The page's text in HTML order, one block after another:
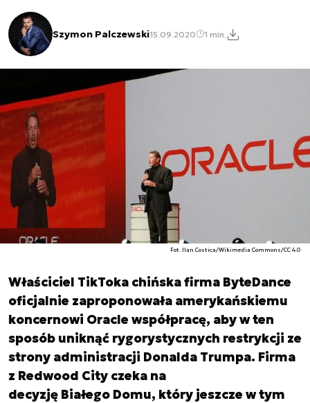
Szymon Palczewski15.09.2020 1 min.
Fot. Ilan Costica/Wikimedia Commons/CC 4.0
Właściciel TikToka chińska firma ByteDance
oficjalnie zaproponowała amerykańskiemu
koncernowi Oracle współpracę, aby w ten
sposób uniknąć rygorystycznych restrykcji ze
strony administracji Donalda Trumpa. Firma
z Redwood City czeka na
decyzję Białego Domu, który jeszcze w tym